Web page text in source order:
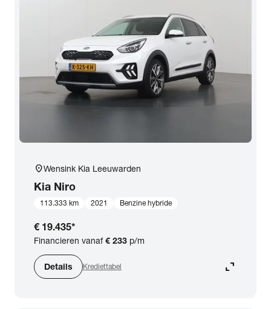
location_onWensink Kia Leeuwarden
Kia Niro
113.333 km 2021 Benzine hybride
€ 19.435*
Financieren vanaf€ 233 p/m
Details Krediettabel expand_content